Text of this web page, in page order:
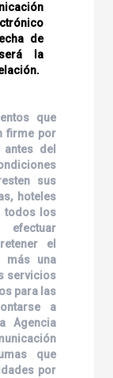
de
la
que
firme por
del
sus
hoteles
todos los
el
más una
servicios
para las
a
Agencia
que
por